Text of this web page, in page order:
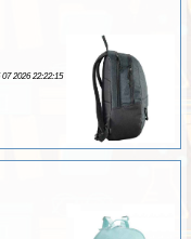
07 2026 22:22:15